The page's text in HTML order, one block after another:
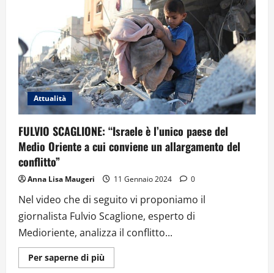
per
Violenza
di
Genere
e
Distruzione
Sanitaria
a
Gaza
Attualità
FULVIO SCAGLIONE: “Israele è l’unico paese del
Medio Oriente a cui conviene un allargamento del
conflitto”
Anna Lisa Maugeri 11 Gennaio 2024 0
Nel video che di seguito vi proponiamo il
giornalista Fulvio Scaglione, esperto di
Medioriente, analizza il conflitto...
Per saperne di piùUlteriori
informazioni